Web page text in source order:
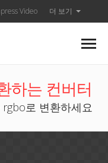
Video 더 보기
하는 컨버터
로 변환하세요